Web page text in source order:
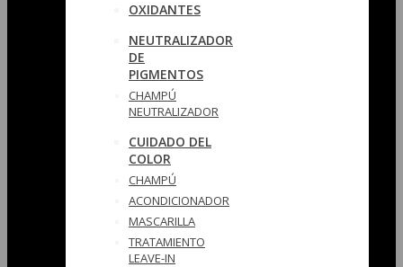
OXIDANTES
NEUTRALIZADOR
DE
PIGMENTOS
CHAMPÚ
NEUTRALIZADOR
CUIDADO DEL
COLOR
CHAMPÚ
ACONDICIONADOR
MASCARILLA
TRATAMIENTO
LEAVE-IN